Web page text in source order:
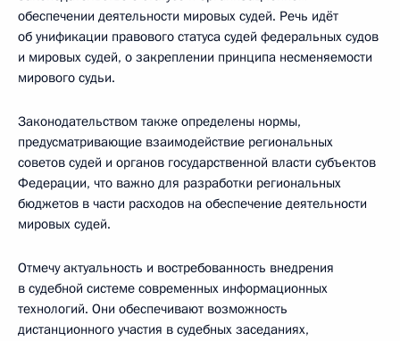
обеспечении деятельности мировых судей. Речь идёт
об унификации правового статуса судей федеральных судов
и мировых судей, о закреплении принципа несменяемости
мирового судьи.
Законодательством также определены нормы,
предусматривающие взаимодействие региональных
советов судей и органов государственной власти субъектов
Федерации, что важно для разработки региональных
бюджетов в части расходов на обеспечение деятельности
мировых судей.
Отмечу актуальность и востребованность внедрения
в судебной системе современных информационных
технологий. Они обеспечивают возможность
дистанционного участия в судебных заседаниях,